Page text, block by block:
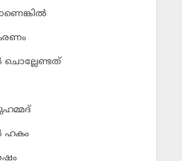
ഹകം